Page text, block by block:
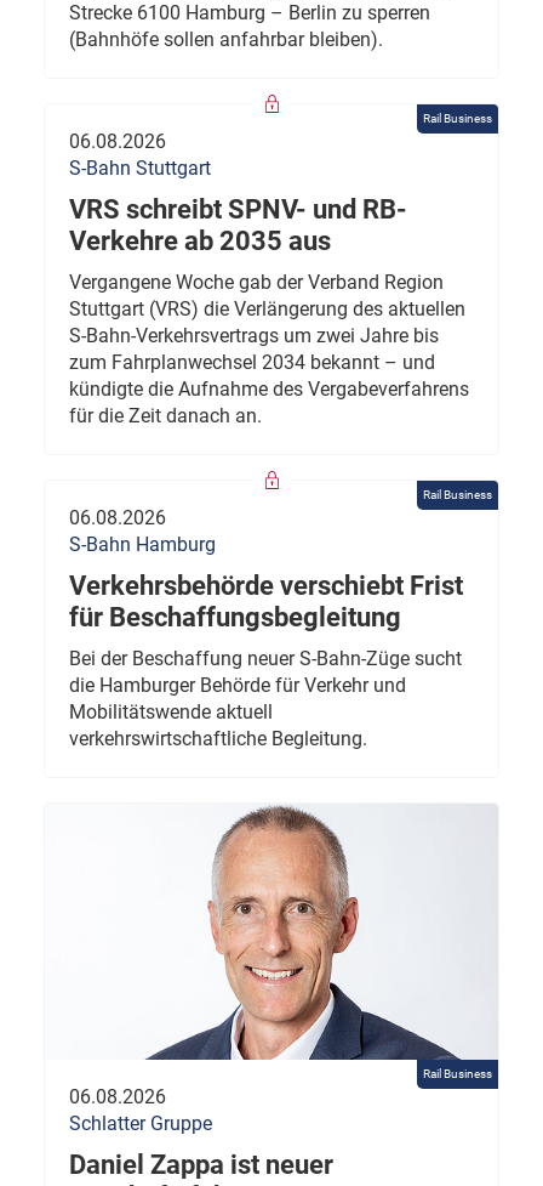
Strecke 6100 Hamburg – Berlin zu sperren
(Bahnhöfe sollen anfahrbar bleiben).
Rail Business
06.08.2026
S-Bahn Stuttgart
VRS schreibt SPNV- und RB-
Verkehre ab 2035 aus
Vergangene Woche gab der Verband Region
Stuttgart (VRS) die Verlängerung des aktuellen
S-Bahn-Verkehrsvertrags um zwei Jahre bis
zum Fahrplanwechsel 2034 bekannt – und
kündigte die Aufnahme des Vergabeverfahrens
für die Zeit danach an.
Rail Business
06.08.2026
S-Bahn Hamburg
Verkehrsbehörde verschiebt Frist
für Beschaffungsbegleitung
Bei der Beschaffung neuer S-Bahn-Züge sucht
die Hamburger Behörde für Verkehr und
Mobilitätswende aktuell
verkehrswirtschaftliche Begleitung.
Rail Business
06.08.2026
Schlatter Gruppe
Daniel Zappa ist neuer